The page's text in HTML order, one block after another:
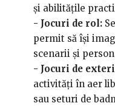
și abilitățile
- Jocuri de rol:
permit să își
scenarii și
- Jocuri de
activități în aer
sau seturi de